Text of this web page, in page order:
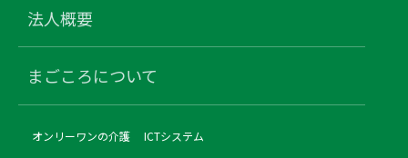
法人概要
まごころについて
オンリーワンの介護 ICTシステム